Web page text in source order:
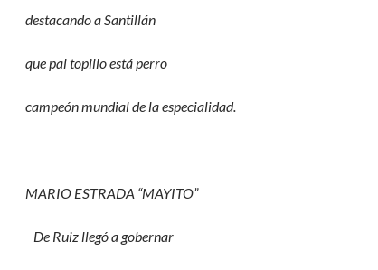
destacando a Santillán
que pal topillo está perro
campeón mundial de la especialidad.
MARIO ESTRADA “MAYITO”
De Ruiz llegó a gobernar